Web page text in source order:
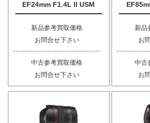
EF24mm F1.4L II USM
新品参考買取価格
お問合せ下さい
中古参考買取価格
お問合せ下さい
新品
お
中古
お